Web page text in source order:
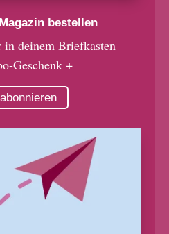
bestellen
deinem Briefkasten
Geschenk +